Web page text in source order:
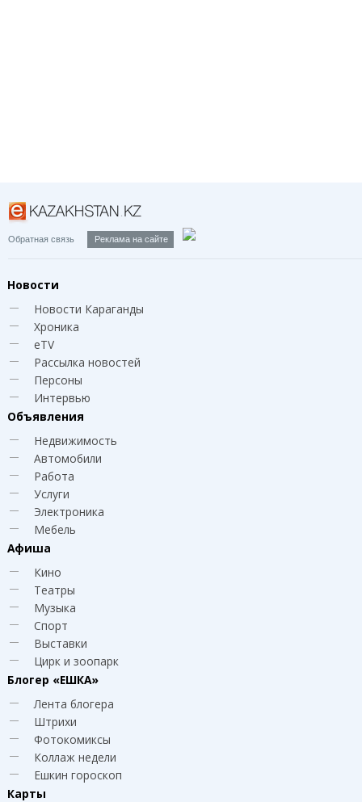
Обратная связь Реклама на сайте
Новости
Новости Караганды
Хроника
eTV
Рассылка новостей
Персоны
Интервью
Объявления
Недвижимость
Автомобили
Работа
Услуги
Электроника
Мебель
Афиша
Кино
Театры
Музыка
Спорт
Выставки
Цирк и зоопарк
Блогер «ЕШКА»
Лента блогера
Штрихи
Фотокомиксы
Коллаж недели
Ешкин гороскоп
Карты